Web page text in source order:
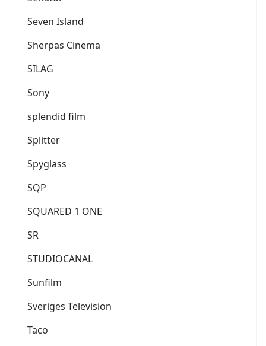
Seven Island
Sherpas Cinema
SILAG
Sony
splendid film
Splitter
Spyglass
SQP
SQUARED 1 ONE
SR
STUDIOCANAL
Sunfilm
Sveriges Television
Taco